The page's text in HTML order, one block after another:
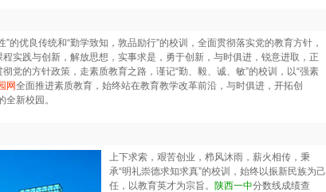
的优良传统和“勤学致知，敦品励行”的校训，全面贯彻落实党的教育方针，
实践与创新，解放思想，实事求是，勇于创新，与时俱进，锐意进取，正
党的方针政策，走素质教育之路，谨记“勤、毅、诚、敏”的校训，以“强素
网全面推进素质教育，始终站在教育教学改革前沿，与时俱进，开拓创
全新校园。
上下求索，艰苦创业，栉风沐雨，薪火相传，秉
承“明礼崇德求知求真”的校训，始终以振新民族为己
任，以教育英才为宗旨。 陕西一中分数线成绩查